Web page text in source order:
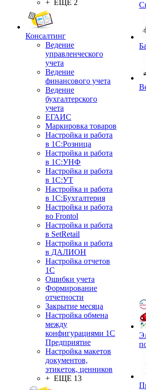
+ ЕЩЕ 2
Консалтинг
Ведение
управленческого
учета
Ведение
финансового учета
Ведение
бухгалтерского
учета
ЕГАИС
Маркировка товаров
Настройка и работа
в 1С:Розница
Настройка и работа
в 1С:УНФ
Настройка и работа
в 1С:УТ
Настройка и работа
в 1С:Бухгалтерия
Настройка и работа
во Frontol
Настройка и работа
в SetRetail
Настройка и работа
в ДАЛИОН
Настройка отчетов
1С
Ошибки учета
Формирование
отчетности
Закрытие месяца
Настройка обмена
между
конфигурациями 1С
Предприятие
Настройка макетов
документов,
этикеток, ценников
+ ЕЩЕ 13